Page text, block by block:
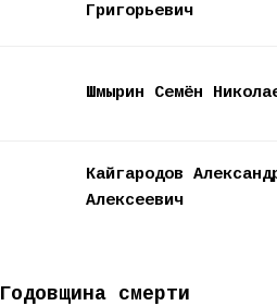
Григорьевич
Шмырин Семён
Кайгародов
Алексеевич
Годовщина смерти